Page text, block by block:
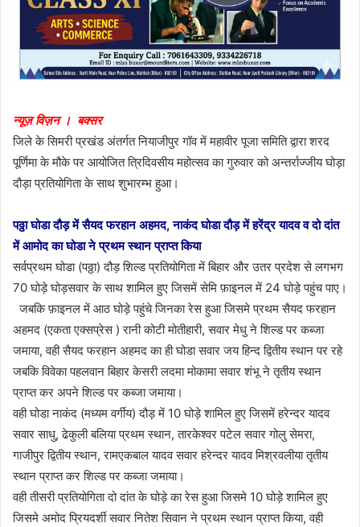
न्यूज़ विज़न । बक्सर
जिले के सिमरी प्रखंड अंतर्गत नियाजीपुर गॉव में महावीर पूजा समिति द्वारा शरद
पूर्णिमा के मौके पर आयोजित त्रिदिवसीय महोत्सव का गुरुवार को अन्तर्राज्जीय घोड़ा
दौड़ा प्रतियोगिता के साथ शुभारम्भ हुआ।
पठ्ठा घोडा दौड़ में सैयद फरहान अहमद, नाकंद घोडा दौड़ में हरेंद्र यादव व दो दांत
में आमोद का घोडा ने प्रथम स्थान प्राप्त किया
सर्वप्रथम घोडा (पठ्ठा) दौड़ शिल्ड प्रतियोगिता में बिहार और उतर प्रदेश से लगभग
70 घोड़े घोड़सवार के साथ शामिल हुए जिसमें सेमि फ़ाइनल में 24 घोड़े पहुंच पाए।
जबकि फ़ाइनल में आठ घोड़े पहुंचे जिनका रेस हुआ जिसमे प्रथम सैयद फरहान
अहमद (एकता एक्सप्रेस ) रानी कोटी मोतीहारी, सवार मेधु ने शिल्ड पर कब्जा
जमाया, वही सैयद फरहान अहमद का ही घोडा सवार जय हिन्द द्वितीय स्थान पर रहे
जबकि विवेका पहलवान बिहार केसरी लदमा मोकामा सवार शंभू ने तृतीय स्थान
प्राप्त कर अपने शिल्ड पर कब्जा जमाया।
वही घोडा नाकंद (मध्यम वर्गीय) दौड़ में 10 घोड़े शामिल हुए जिसमें हरेन्दर यादव
सवार साधु, ढेकुली बलिया प्रथम स्थान, तारकेश्वर पटेल सवार गोलु सेमरा,
गाजीपुर द्वितीय स्थान, रामएकबाल यादव सवार हरेन्दर यादव मिश्रवलीया तृतीय
स्थान प्राप्त कर शिल्ड पर कब्जा जमाया।
वही तीसरी प्रतियोगिता दो दांत के घोड़े का रेस हुआ जिसमे 10 घोड़े शामिल हुए
जिसमे अमोद प्रियदर्शी सवार नितेश सिवान ने प्रथम स्थान प्राप्त किया, वही